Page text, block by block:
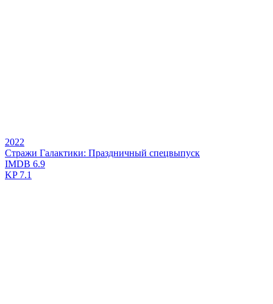
2022
Стражи Галактики: Праздничный спецвыпуск
IMDB 6.9
KP7.1